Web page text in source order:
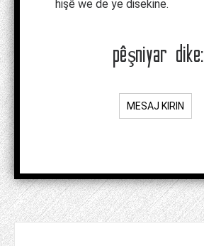
hişê we de ye disekine.
pêşniyar dike:
MESAJ KIRIN